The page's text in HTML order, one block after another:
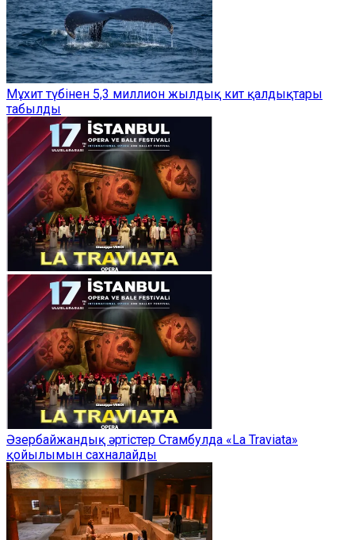
Мұхит түбінен 5,3 миллион жылдық кит қалдықтары
табылды
Әзербайжандық әртістер Стамбулда «La Traviata»
қойылымын сахналайды